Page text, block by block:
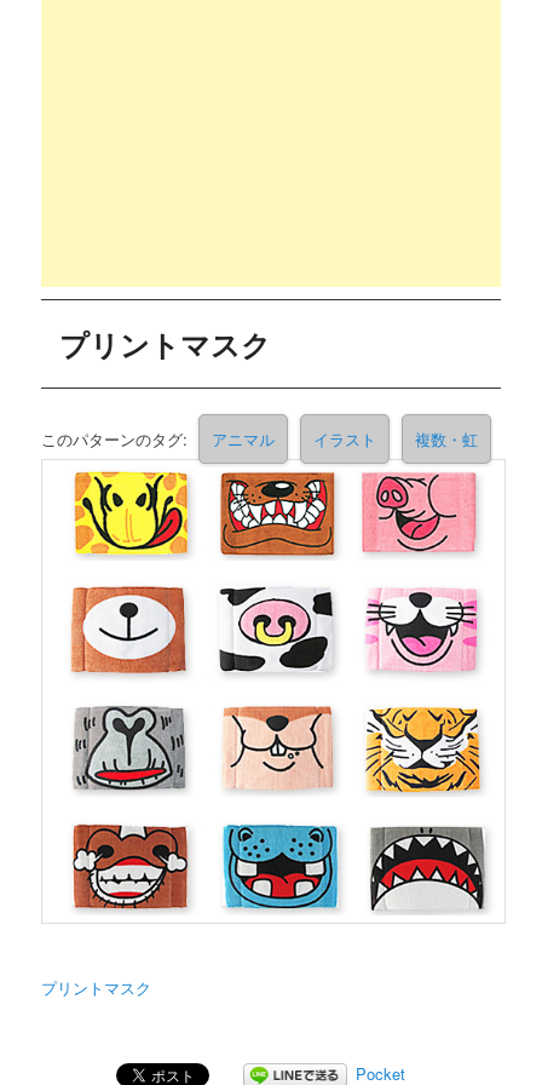
プリントマスク
このパターンのタグ: アニマル イラスト 複数・虹
プリントマスク
Pocket